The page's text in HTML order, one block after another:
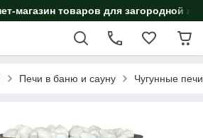
магазин товаров для загородной
Печи в баню и сауну Чугунные